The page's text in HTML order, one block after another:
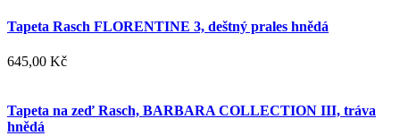
Tapeta Rasch FLORENTINE 3, deštný prales hnědá
645,00 Kč
Tapeta na zeď Rasch, BARBARA COLLECTION III, tráva
hnědá